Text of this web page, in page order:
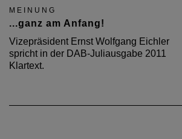
MEINUNG
...ganz am Anfang!
Vizepräsident Ernst Wolfgang Eichler
spricht in der DAB-Juliausgabe 2011
Klartext.